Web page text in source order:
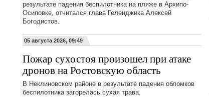
результате падения беспилотника на пляже в Архипо-
Осиповке, отчитался глава Геленджика Алексей
Богодистов.
05 августа 2026, 09:49
Пожар сухостоя произошел при атаке
дронов на Ростовскую область
В Неклиновском районе в результате падения обломков
беспилотника загорелась сухая трава.